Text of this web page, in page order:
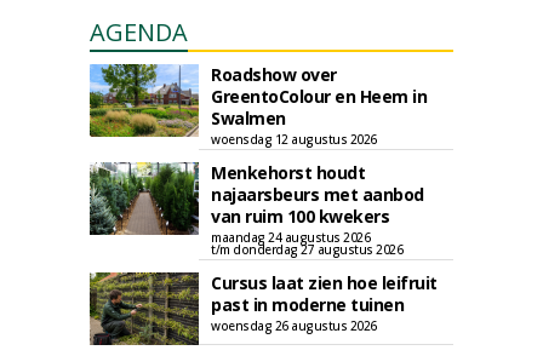
AGENDA
Roadshow over
GreentoColour en Heem in
Swalmen
woensdag 12 augustus 2026
Menkehorst houdt
najaarsbeurs met aanbod
van ruim 100 kwekers
maandag 24 augustus 2026
t/m donderdag 27 augustus 2026
Cursus laat zien hoe leifruit
past in moderne tuinen
woensdag 26 augustus 2026